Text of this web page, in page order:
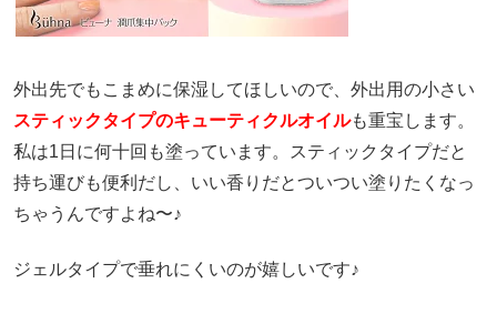
外出先でもこまめに保湿してほしいので、外出用の小さい
スティックタイプのキューティクルオイルも重宝します。
私は1日に何十回も塗っています。スティックタイプだと
持ち運びも便利だし、いい香りだとついつい塗りたくなっ
ちゃうんですよね〜♪
ジェルタイプで垂れにくいのが嬉しいです♪